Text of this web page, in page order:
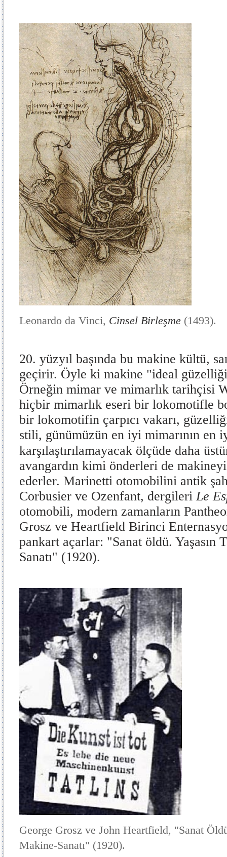
Leonardo da Vinci, Cinsel Birleşme (1493).
20. yüzyıl başında bu makine kültü,
geçirir. Öyle ki makine "ideal
Örneğin mimar ve mimarlık tarihçisi
hiçbir mimarlık eseri bir lokomotifle
bir lokomotifin çarpıcı vakarı,
stili, günümüzün en iyi mimarının en
karşılaştırılamayacak ölçüde daha
avangardın kimi önderleri de
ederler. Marinetti otomobilini antik
Corbusier ve Ozenfant, dergileriLe
otomobili, modern zamanların
Grosz ve Heartfield Birinci
pankart açarlar: "Sanat öldü. Yaşasın
Sanatı" (1920).
George Grosz ve John Heartfield, "Sanat
Makine-Sanatı" (1920).